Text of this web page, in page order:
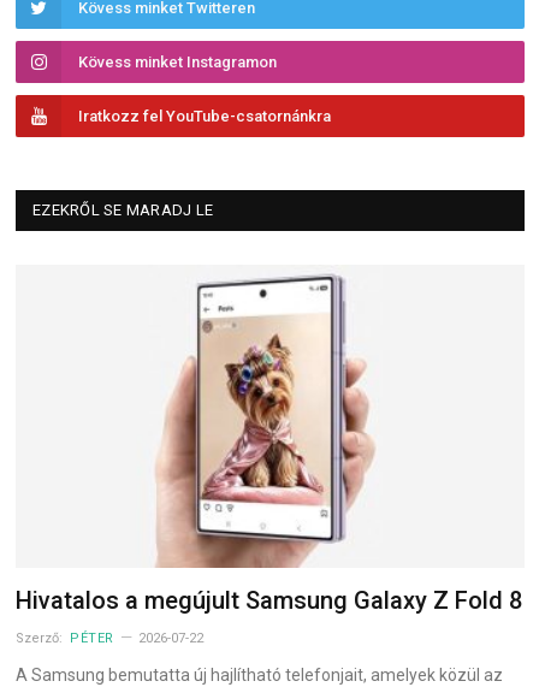
Kövess minket Twitteren
Kövess minket Instagramon
Iratkozz fel YouTube-csatornánkra
EZEKRŐL SE MARADJ LE
Hivatalos a megújult Samsung Galaxy Z Fold 8
Szerző: PÉTER 2026-07-22
A Samsung bemutatta új hajlítható telefonjait, amelyek közül az